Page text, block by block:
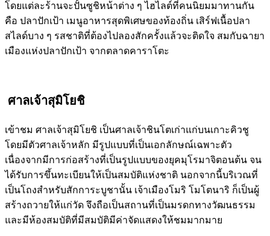
โดยแต่ละร้านจะปั้นซูชิหน้าต่าง ๆ ไฮไลต์ที่คนนิยมมาทานกัน
คือ ปลาปักเป้า เมนูอาหารสุดพิเศษของท้องถิ่น เสิร์ฟเนื้อปลา
สไลด์บาง ๆ รสชาติที่ต้องไปลองสักครั้งแล้วจะติดใจ สมกับฉายา
เมืองแห่งปลาปักเป้า จากตลาดคาราโตะ
ศาลเจ้าสุมิโยชิ
เข้าชม ศาลเจ้าสุมิโยชิ เป็นศาลเจ้าชินโตเก่าแก่บนเกาะคิวชู
โดยมีตัวศาลเจ้าหลัก มีรูปแบบที่เป็นเอกลักษณ์เฉพาะตัว
เนื่องจากมีการก่อสร้างที่เป็นรูปแบบของยุคมุโรมาจิตอนต้น จน
ได้รับการขึ้นทะเบียนให้เป็นสมบัติแห่งชาติ นอกจากนี้บริเวณที่
เป็นโถงสำหรับสักการะบูชานั้น เจ้าเมืองโมริ โมโตนาริ ก็เป็นผู้
สร้างถวายให้แก่วัด จึงถือเป็นสถานที่เป็นมรดกทางวัฒนธรรม
และมีห้องสมบัติที่มีสมบัติมีค่าจัดแสดงให้ชมมากมาย